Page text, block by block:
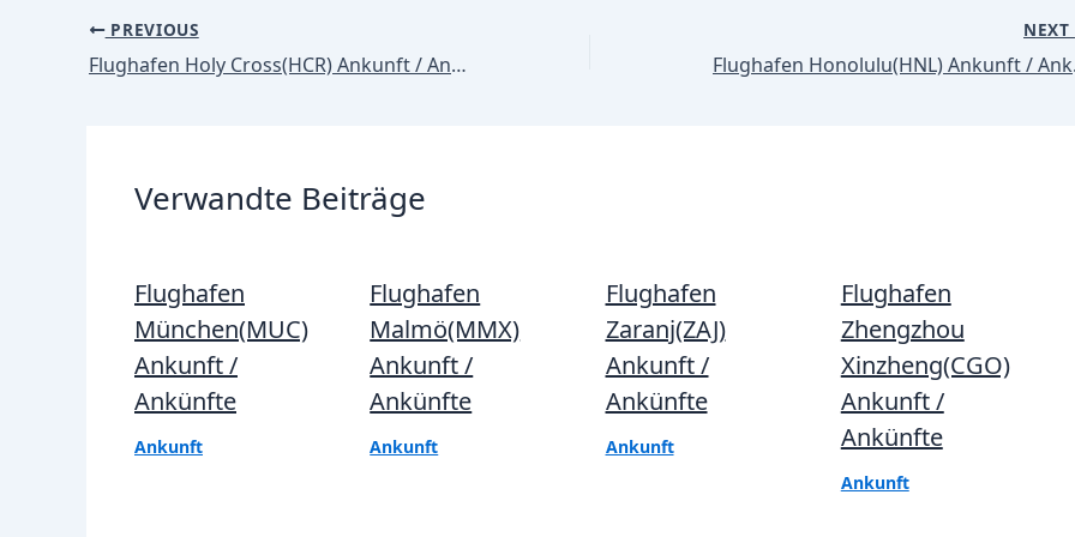
Post
navigation
PREVIOUS
Flughafen Holy Cross(HCR) Ankunft / Ankünfte
NEXT
Verwandte Beiträge
Flughafen
München(MUC)
Ankunft /
Ankünfte
Ankunft
Flughafen
Malmö(MMX)
Ankunft /
Ankünfte
Ankunft
Flughafen
Zaranj(ZAJ)
Ankunft /
Ankünfte
Ankunft
Flughafen
Zhengzhou
Xinzheng(CGO)
Ankunft /
Ankünfte
Ankunft